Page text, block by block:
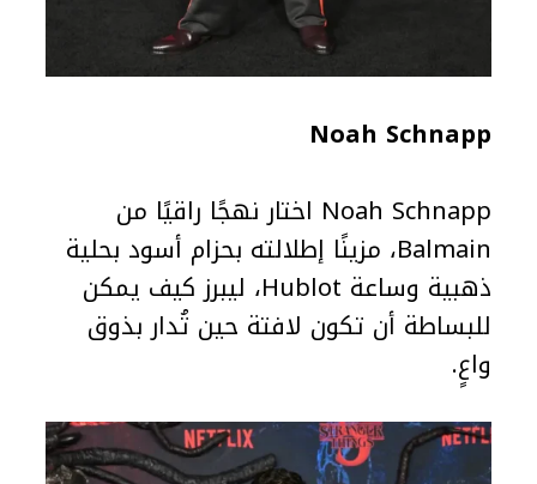
Noah Schnapp
Noah Schnapp اختار نهجًا راقيًا من
Balmain، مزينًا إطلالته بحزام أسود بحلية
ذهبية وساعة Hublot، ليبرز كيف يمكن
للبساطة أن تكون لافتة حين تُدار بذوق
واعٍ.